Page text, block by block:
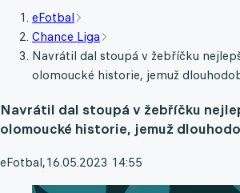
eFotbal
Chance Liga
Navrátil dal stoupá v žebříčku
olomoucké historie, jemuž
Navrátil dal stoupá v žebříčku
olomoucké historie, jemuž
eFotbal,16.05.2023 14:55